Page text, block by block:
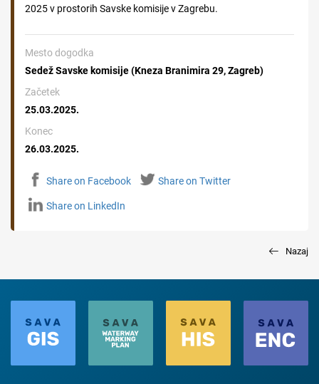
2025 v prostorih Savske komisije v Zagrebu.
Mesto dogodka
Sedež Savske komisije (Kneza Branimira 29, Zagreb)
Začetek
25.03.2025.
Konec
26.03.2025.
Share on Facebook Share on Twitter
Share on LinkedIn
Nazaj